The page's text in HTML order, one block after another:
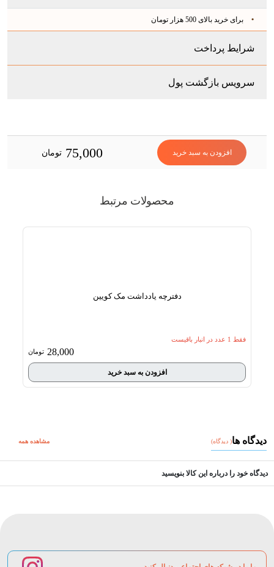
برای خرید بالای 500 هزار تومان
شرایط پرداخت
سرویس بازگشت پول
75,000 تومان افزودن به سبد خرید
محصولات مرتبط
دفترچه یادداشت مک کویین
فقط1 عدد در انبار باقیست
28,000 تومان
افزودن به سبد خرید
دیدگاه ها( دیدگاه) مشاهده همه
دیدگاه خود را درباره این کالا بنویسید